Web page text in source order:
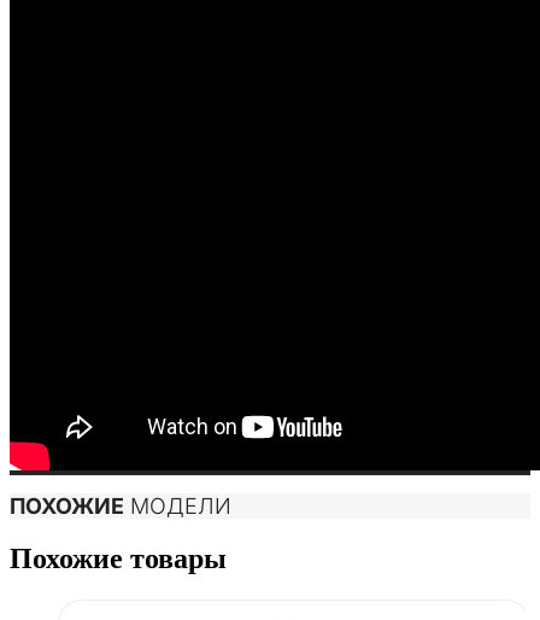
ПОХОЖИЕ МОДЕЛИ
Похожие товары